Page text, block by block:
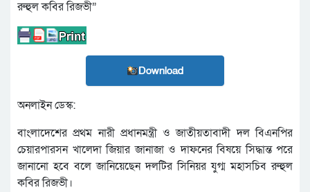
Download
অনলাইন ডেস্ক:
বাংলাদেশের প্রথম নারী প্রধানমন্ত্রী ও জাতীয়তাবাদী দল বিএনপির
চেয়ারপারসন খালেদা জিয়ার জানাজা ও দাফনের বিষয়ে সিদ্ধান্ত পরে
জানানো হবে বলে জানিয়েছেন দলটির সিনিয়র যুগ্ম মহাসচিব রুহুল
কবির রিজভী।